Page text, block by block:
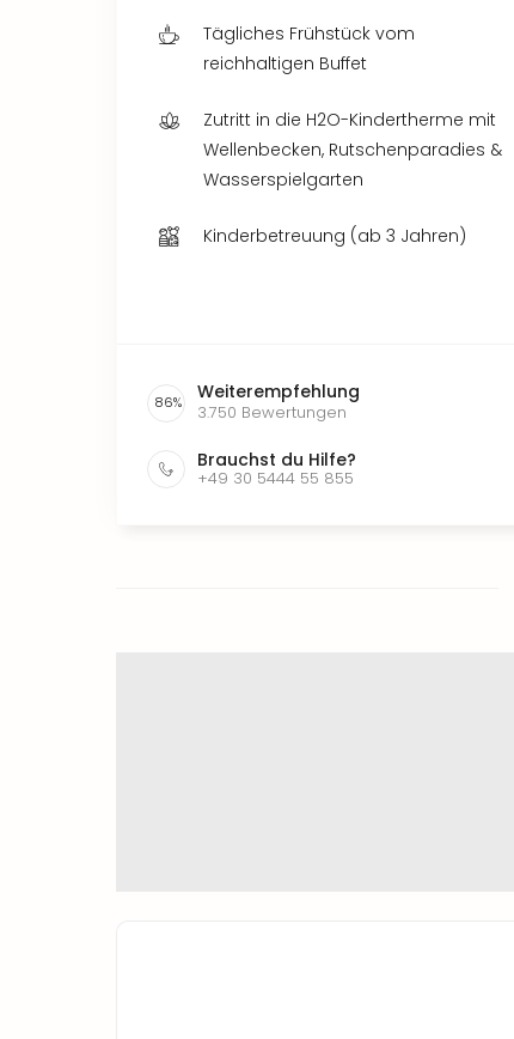
Tägliches Frühstück vom
reichhaltigen Buffet
Zutritt in die H2O-Kindertherme mit
Wellenbecken, Rutschenparadies &
Wasserspielgarten
Kinderbetreuung (ab 3 Jahren)
86% Weiterempfehlung
3.750 Bewertungen
Brauchst du Hilfe?
+49 30 5444 55 855